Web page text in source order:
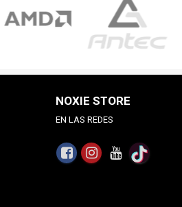
NOXIE STORE
EN LAS REDES